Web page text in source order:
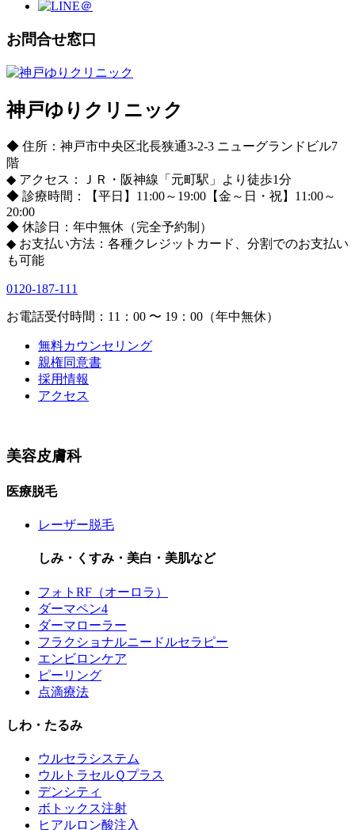
お問合せ窓口
神戸ゆりクリニック
◆ 住所：神戸市中央区北長狭通3-2-3 ニューグランドビル7
階
◆ アクセス：ＪＲ・阪神線「元町駅」より徒歩1分
◆ 診療時間：【平日】11:00～19:00【金～日・祝】11:00～
20:00
◆ 休診日：年中無休（完全予約制）
◆ お支払い方法：各種クレジットカード、分割でのお支払い
も可能
0120-187-111
お電話受付時間：11：00 〜 19：00（年中無休）
無料カウンセリング
親権同意書
採用情報
アクセス
美容皮膚科
医療脱毛
レーザー脱毛
しみ・くすみ・美白・美肌など
フォトRF（オーロラ）
ダーマペン4
ダーマローラー
フラクショナルニードルセラピー
エンビロンケア
ピーリング
点滴療法
しわ・たるみ
ウルセラシステム
ウルトラセルＱプラス
デンシティ
ボトックス注射
ヒアルロン酸注入